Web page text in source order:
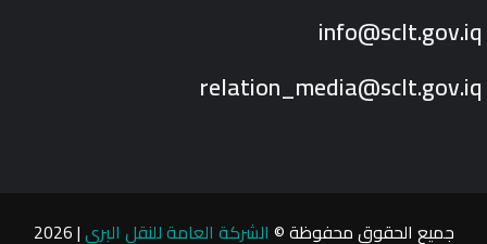
info@sclt.gov.iq
relation_media@sclt.gov.iq
جميع الحقوق محفوظة © الشركة العامة للنقل البري| 2026